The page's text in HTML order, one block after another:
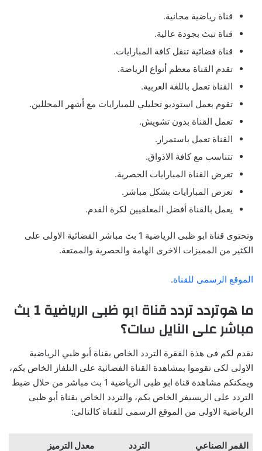
قناة رياضية مجانية.
قناة تبث بجودة عالية.
قناة فضائية تنقل كافة المبارايات.
تقدم القناة معظم أنواع الرياضة.
القناة تعمل باللغة العربية.
تقوم بعمل استوديو تحليلي للمبارايات مع أشهر المحللين.
تعمل القناة بدون تشويش.
القناة تعمل باستمرار.
تتناسب مع كافة الاذواق.
تعرض القناة المبارايات الحصرية.
تعرض المبارايات بشكل مباشر.
يعمل بالقناة أفضل المعلقيين لكرة القدم.
وتحتوى قناة ابو ظبى الرياضية 1 بث مباشر الفضائية الاولى على
الكثير من المميزات الاخرى الهامة والحصرية والممتعة.
الموقع الرسمى للقناة.
ما هوتردد تردد قناة ابو ظبى الرياضية 1 بث
مباشر على النايل سات؟
نقدم لكم فى هذة الفقرة التردد الخاص بقناة أبو ظبي الرياضية
الاولى لكى تقوموا بمشاهدة القناة الفضائية على التلفاز الخاص بكم،
ويمكنكم مشاهدة قناة ابو ظبى الرياضية 1 بث مباشر من خلال ضبط
التردد على الريسيفر الخاص بكم، والتردد الخاص بقناة أبو ظبى
الرياضية الاولى من الموقع الرسمى للقناة كالتالى:
القمر الصناعي التردد معدلالترميز